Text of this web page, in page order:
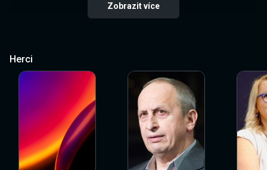
Zobrazit více
Herci